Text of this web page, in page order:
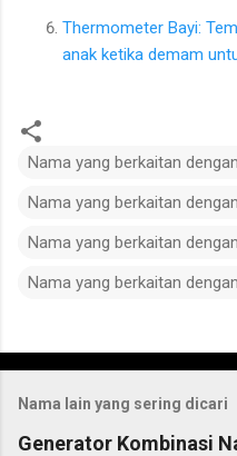
Thermometer Bayi:
anak ketika demam
Nama yang berkaitan dengan
Nama yang berkaitan dengan
Nama yang berkaitan dengan
Nama yang berkaitan dengan
o
m
m
Nama lain yang sering dicari
Generator Kombinasi